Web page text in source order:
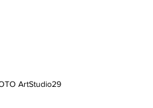
ArtStudio29